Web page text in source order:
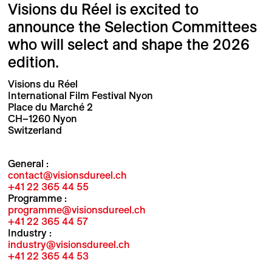
Visions du Réel is excited to
announce the Selection Committees
who will select and shape the 2026
edition.
Visions du Réel
International Film Festival Nyon
Place du Marché 2
CH–1260 Nyon
Switzerland
General :
contact@visionsdureel.ch
+41 22 365 44 55
Programme :
programme@visionsdureel.ch
+41 22 365 44 57
Industry :
industry@visionsdureel.ch
+41 22 365 44 53